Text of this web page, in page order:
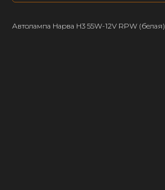
Автолампа Нарва H3 55W-12V RPW (белая)